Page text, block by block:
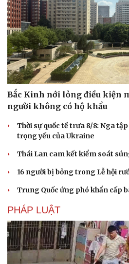
Du lịch
Tư vấn
Săn Tour
Bắc Kinh nới lỏng điều kiện
người không có hộ khẩu
Thời sự quốc tế trưa 8/8: Nga
trọng yếu của Ukraine
Thái Lan cam kết kiểm soát
16 người bị bỏng trong Lễ hội
Trung Quốc ứng phó khẩn cấp
PHÁP LUẬT